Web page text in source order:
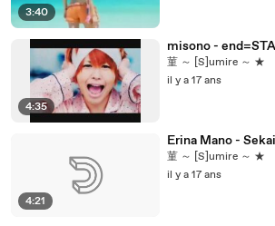
3:40
4:35
misono -
菫 ～ [S]umire ～ ★
il y a 17 ans
4:21
Erina Mano -
菫 ～ [S]umire ～ ★
il y a 17 ans